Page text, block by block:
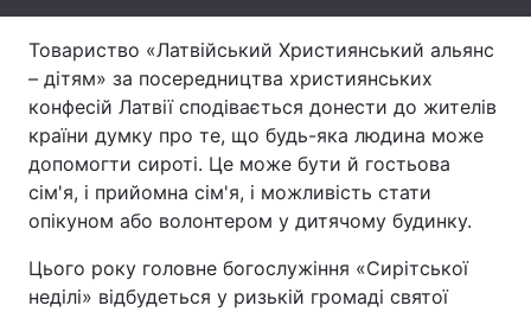
Послуги
Тема оформлення
Товариство «Латвійський Християнський альянс
– дітям» за посередництва християнських
конфесій Латвії сподівається донести до жителів
країни думку про те, що будь-яка людина може
допомогти сироті. Це може бути й гостьова
сім'я, і прийомна сім'я, і можливість стати
опікуном або волонтером у дитячому будинку.
Цього року головне богослужіння «Сирітської
неділі» відбудеться у ризькій громаді святої